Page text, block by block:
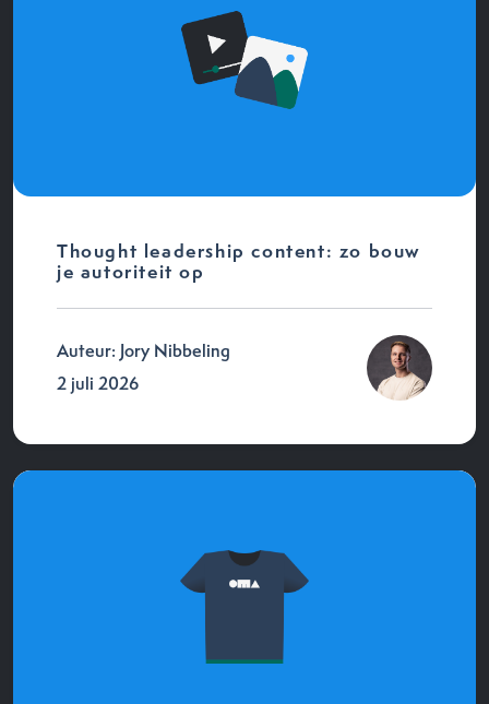
Thought leadership content: zo bouw
je autoriteit op
Auteur: Jory Nibbeling
2 juli 2026